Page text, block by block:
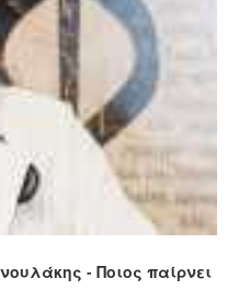
- Ποιος παίρνει